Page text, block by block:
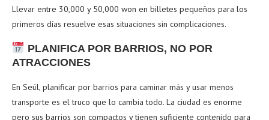
Llevar entre 30,000 y 50,000 won en billetes pequeños para los
primeros días resuelve esas situaciones sin complicaciones.
PLANIFICA POR BARRIOS, NO POR
ATRACCIONES
En Seúl, planificar por barrios para caminar más y usar menos
transporte es el truco que lo cambia todo. La ciudad es enorme
pero sus barrios son compactos y tienen suficiente contenido para